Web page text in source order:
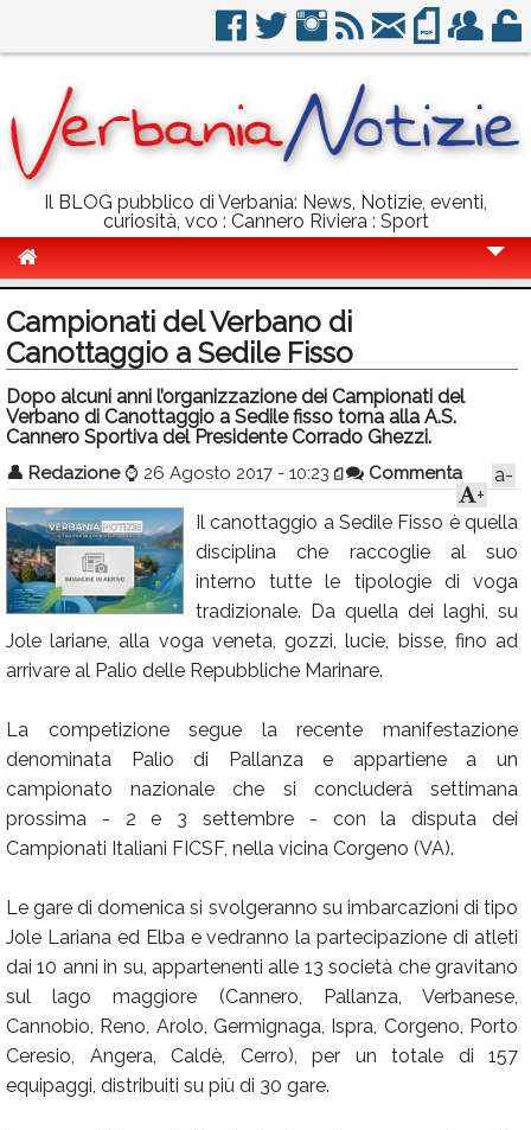
Il BLOG pubblico di Verbania: News, Notizie, eventi,
curiosità, vco : Cannero Riviera : Sport
Politica
Sport
Eventi
Info Utili
Rubriche
Calendario
Annunci
Campionati del Verbano di
Canottaggio a Sedile Fisso
Dopo alcuni anni l’organizzazione dei Campionati del
Verbano di Canottaggio a Sedile fisso torna alla A.S.
Cannero Sportiva del Presidente Corrado Ghezzi.
👤 Redazione ⌚ 26 Agosto 2017 - 10:23 Commenta
a-
+
Il canottaggio a Sedile Fisso è quella
disciplina che raccoglie al suo
interno tutte le tipologie di voga
tradizionale. Da quella dei laghi, su
Jole lariane, alla voga veneta, gozzi, lucie, bisse, fino ad
arrivare al Palio delle Repubbliche Marinare.
La competizione segue la recente manifestazione
denominata Palio di Pallanza e appartiene a un
campionato nazionale che si concluderà settimana
prossima - 2 e 3 settembre - con la disputa dei
Campionati Italiani FICSF, nella vicina Corgeno (VA).
Le gare di domenica si svolgeranno su imbarcazioni di tipo
Jole Lariana ed Elba e vedranno la partecipazione di atleti
dai 10 anni in su, appartenenti alle 13 società che gravitano
sul lago maggiore (Cannero, Pallanza, Verbanese,
Cannobio, Reno, Arolo, Germignaga, Ispra, Corgeno, Porto
Ceresio, Angera, Caldè, Cerro), per un totale di 157
equipaggi, distribuiti su più di 30 gare.